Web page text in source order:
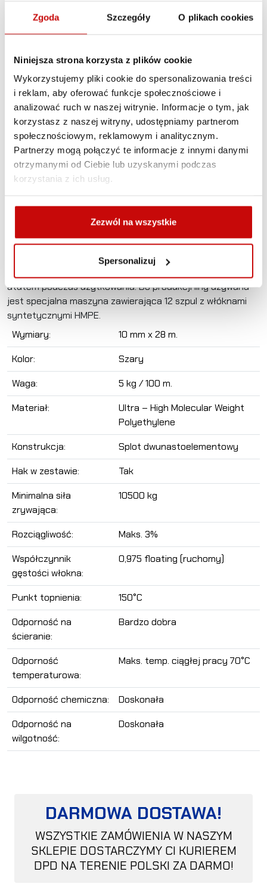
Zgoda Szczegóły O plikach cookies
Niniejsza strona korzysta z plików cookie
Wykorzystujemy pliki cookie do spersonalizowania treści
i reklam, aby oferować funkcje społecznościowe i
analizować ruch w naszej witrynie. Informacje o tym, jak
korzystasz z naszej witryny, udostępniamy partnerom
społecznościowym, reklamowym i analitycznym.
Partnerzy mogą połączyć te informacje z innymi danymi
otrzymanymi od Ciebie lub uzyskanymi podczas
korzystania z ich usług.
Zezwól na wszystkie
Spersonalizuj
Mała rozciągliwość lin jest bardzo korzystna
rozciągania może być bardzo niebezpieczna np. do
wyciągarek, dla holowników i przy cumowaniu statków
z ciężkim wyposażeniem.
Liny z włókien HMPE szczególnie są polecane tam gdzie
mała waga i łatwa obsługa mają duże znaczenie, również
w transporcie wodnym do szybkiego i bezpiecznego
cumowania oraz do holowania.
Oferowane liny syntetyczne wykonane są w technologi
splotów dwunastoelementowych - 12 strand
- lina pleciona jest z 12 elementów
z których 6 przeplatanych jest zgodnie z ruchem
wskazówek zegara i 6 w kierunku przeciwnym. Zabezpiecza
atutem podczas użytkowania. Do produkcji liny używana
jest specjalna maszyna zawierająca 12 szpul z włóknami
syntetycznymi HMPE.
Wymiary:
10 mm x 28 m.
Kolor:
Szary
Waga:
5 kg / 100 m.
Materiał:
Ultra – High Molecular Weight
Polyethylene
Konstrukcja:
Splot dwunastoelementowy
Hak w zestawie:
Tak
Minimalna siła
zrywająca:
10500 kg
Rozciągliwość:
Maks. 3%
Współczynnik
gęstości włokna:
0,975 floating (ruchomy)
Punkt topnienia:
150°C
Odporność na
ścieranie:
Bardzo dobra
Odporność
temperaturowa:
Maks. temp. ciągłej pracy 70°C
Odporność chemiczna:
Doskonała
Odporność na
wilgotność:
Doskonała
DARMOWA DOSTAWA!
WSZYSTKIE ZAMÓWIENIA W NASZYM
SKLEPIE DOSTARCZYMY CI KURIEREM
DPD NA TERENIE POLSKI ZA DARMO!